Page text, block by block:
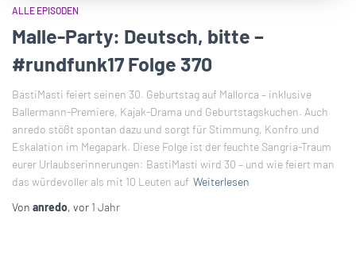
ALLE EPISODEN
Malle-Party: Deutsch, bitte –
#rundfunk17 Folge 370
BastiMasti feiert seinen 30. Geburtstag auf Mallorca – inklusive
Ballermann-Premiere, Kajak-Drama und Geburtstagskuchen. Auch
anredo stößt spontan dazu und sorgt für Stimmung, Konfro und
Eskalation im Megapark. Diese Folge ist der feuchte Sangria-Traum
eurer Urlaubserinnerungen: BastiMasti wird 30 – und wie feiert man
das würdevoller als mit 10 Leuten auf Weiterlesen
Von anredo, vor 1 Jahr